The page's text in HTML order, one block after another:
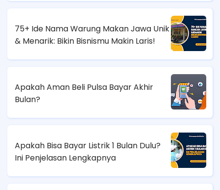
75+ Ide Nama Warung Makan Jawa Unik
& Menarik: Bikin Bisnismu Makin Laris!
Apakah Aman Beli Pulsa Bayar Akhir
Bulan?
Apakah Bisa Bayar Listrik 1 Bulan Dulu?
Ini Penjelasan Lengkapnya